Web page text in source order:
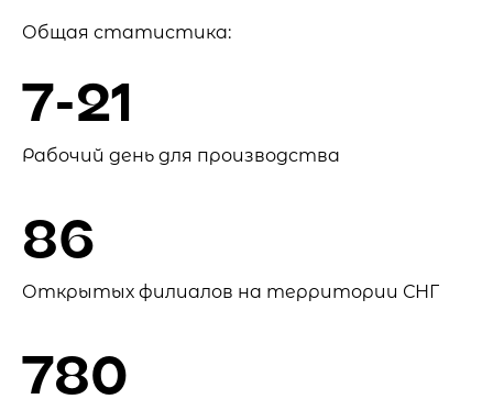
Общая статистика:
7-21
Рабочий день для производства
86
Открытых филиалов на территории СНГ
780